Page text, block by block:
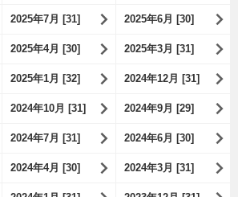
2025年7月 [31] 2025年6月 [30]
2025年4月 [30] 2025年3月 [31]
2025年1月 [32] 2024年12月 [31]
2024年10月 [31] 2024年9月 [29]
2024年7月 [31] 2024年6月 [30]
2024年4月 [30] 2024年3月 [31]